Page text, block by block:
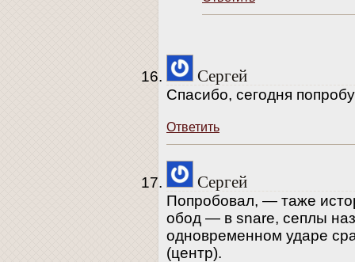
Сергей
Спасибо, сегодня
Ответить
Сергей
Попробовал, — таже
обод — в snare, сеплы
одновременном ударе
(центр).